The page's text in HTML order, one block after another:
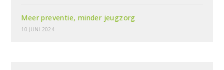
Meer preventie, minder jeugzorg
10 JUNI 2024